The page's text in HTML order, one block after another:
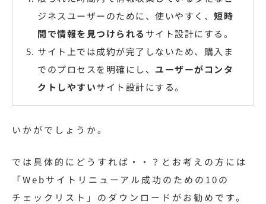
ジネスユーザーのために、使いやすく、 短時
間で情報を見つけられるサイト設計にする。
サイト上では成約が完了しないため、購入ま
でのプロセスを明確にし、 ユーザーがコンタ
クトしやすいサイト設計にする。
いかがでしょうか。
では具体的にどうすれば・・？とお考えの方には
「Webサイトリニューアル成功のための10の
チェックリスト」のダウンロードがお勧めです。